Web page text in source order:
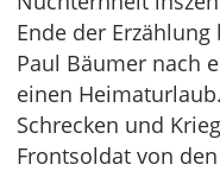
Ende der
Paul Bäumer nach
einen
Schrecken und
Frontsoldat von